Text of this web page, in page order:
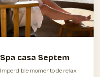
Spa casa Septem
Imperdible momento de relax